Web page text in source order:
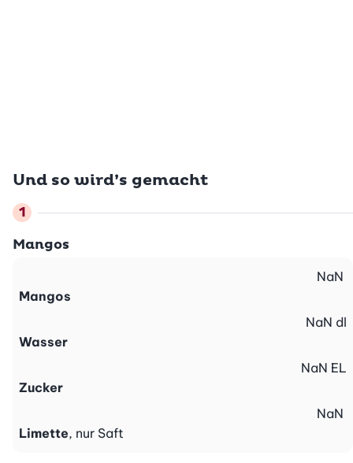
Und so wird’s gemacht
Mangos
Mangos
NaN
Wasser
NaN dl
Zucker
NaN EL
Limette, nur Saft
NaN